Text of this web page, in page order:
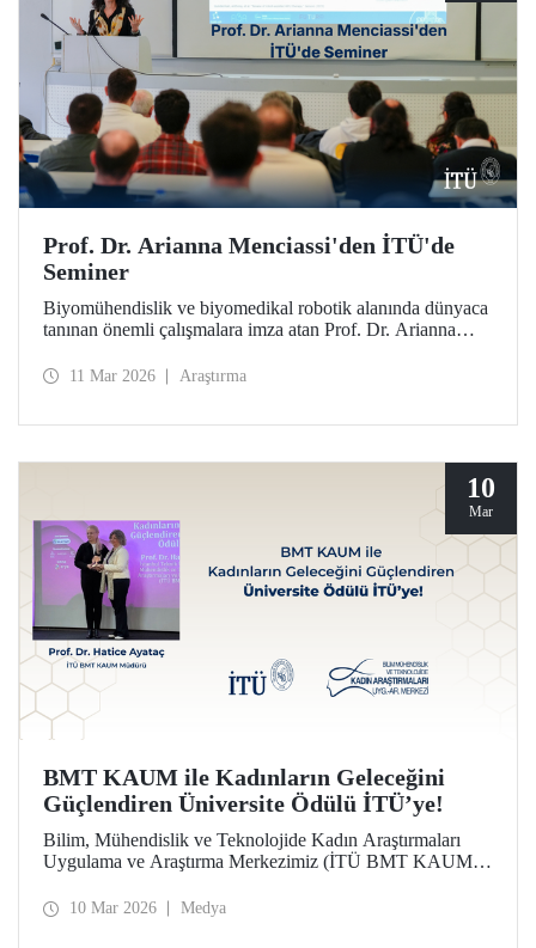
Prof. Dr. Arianna Menciassi'den İTÜ'de
Seminer
Biyomühendislik ve biyomedikal robotik alanında dünyaca
tanınan önemli çalışmalara imza atan Prof. Dr. Arianna
Rigid to Soft and Wireless Solutions” başlıklı semineriyle
11 Mar 2026 Araştırma
10
Mar
BMT KAUM ile Kadınların Geleceğini
Güçlendiren Üniversite Ödülü İTÜ’ye!
Bilim, Mühendislik ve Teknolojide Kadın Araştırmaları
Uygulama ve Araştırma Merkezimiz (İTÜ BMT KAUM)
“Kadınların Geleceğini Güçlendiren Üniversite Ödülü”ne
10 Mar 2026 Medya